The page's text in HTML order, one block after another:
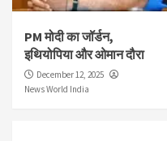
PM मोदी का जॉर्डन,
इथियोपिया और ओमान दौरा
December 12, 2025
News World India